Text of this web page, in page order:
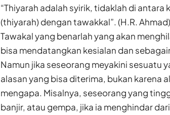
“Thiyarah adalah syirik, tidaklah di
(thiyarah) dengan tawakkal”. (H.R. Ahmad)
Tawakal yang benarlah yang akan
bisa mendatangkan kesialan dan
Namun jika seseorang meyakini sesuatu
alasan yang bisa diterima, bukan karena
mengapa. Misalnya, seseorang yang
banjir, atau gempa, jika ia menghindar